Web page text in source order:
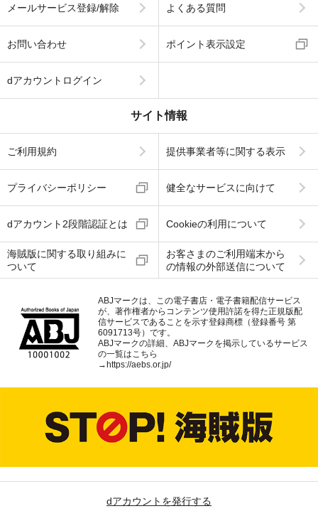
メールサービス登録/解除 よくある質問
お問い合わせ ポイント表示設定
dアカウントログイン
サイト情報
ご利用規約 提供事業者等に関する表示
プライバシーポリシー 健全なサービスに向けて
dアカウント2段階認証とは Cookieの利用について
海賊版に関する取り組みに
ついて
お客さまのご利用端末から
の情報の外部送信について
ABJマークは、この電子書店・電子書籍配信サービス
が、著作権者からコンテンツ使用許諾を得た正規版配
信サービスであることを示す登録商標（登録番号 第
6091713号）です。
ABJマークの詳細、ABJマークを掲示しているサービス
の一覧はこちら
→ https://aebs.or.jp/
dアカウントを発行する